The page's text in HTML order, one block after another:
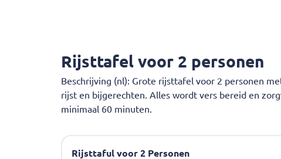
Rijsttafel voor 2 personen
Beschrijving (nl): Grote rijsttafel voor 2 personen
rijst en bijgerechten. Alles wordt vers bereid en
minimaal 60 minuten.
Rijsttaful voor 2 Personen